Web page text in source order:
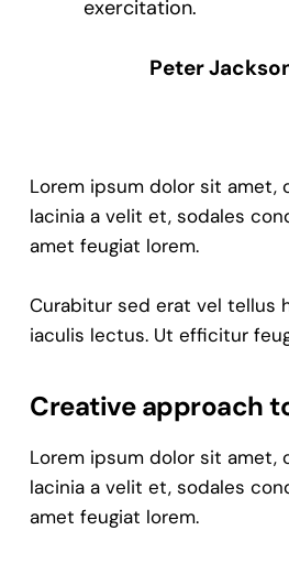
exercitation.
Peter
Lorem ipsum dolor sit amet,
lacinia a velit et, sodales
amet feugiat lorem.
Curabitur sed erat vel tellus
iaculis lectus. Ut efficitur
Creative approach
Lorem ipsum dolor sit amet,
lacinia a velit et, sodales
amet feugiat lorem.